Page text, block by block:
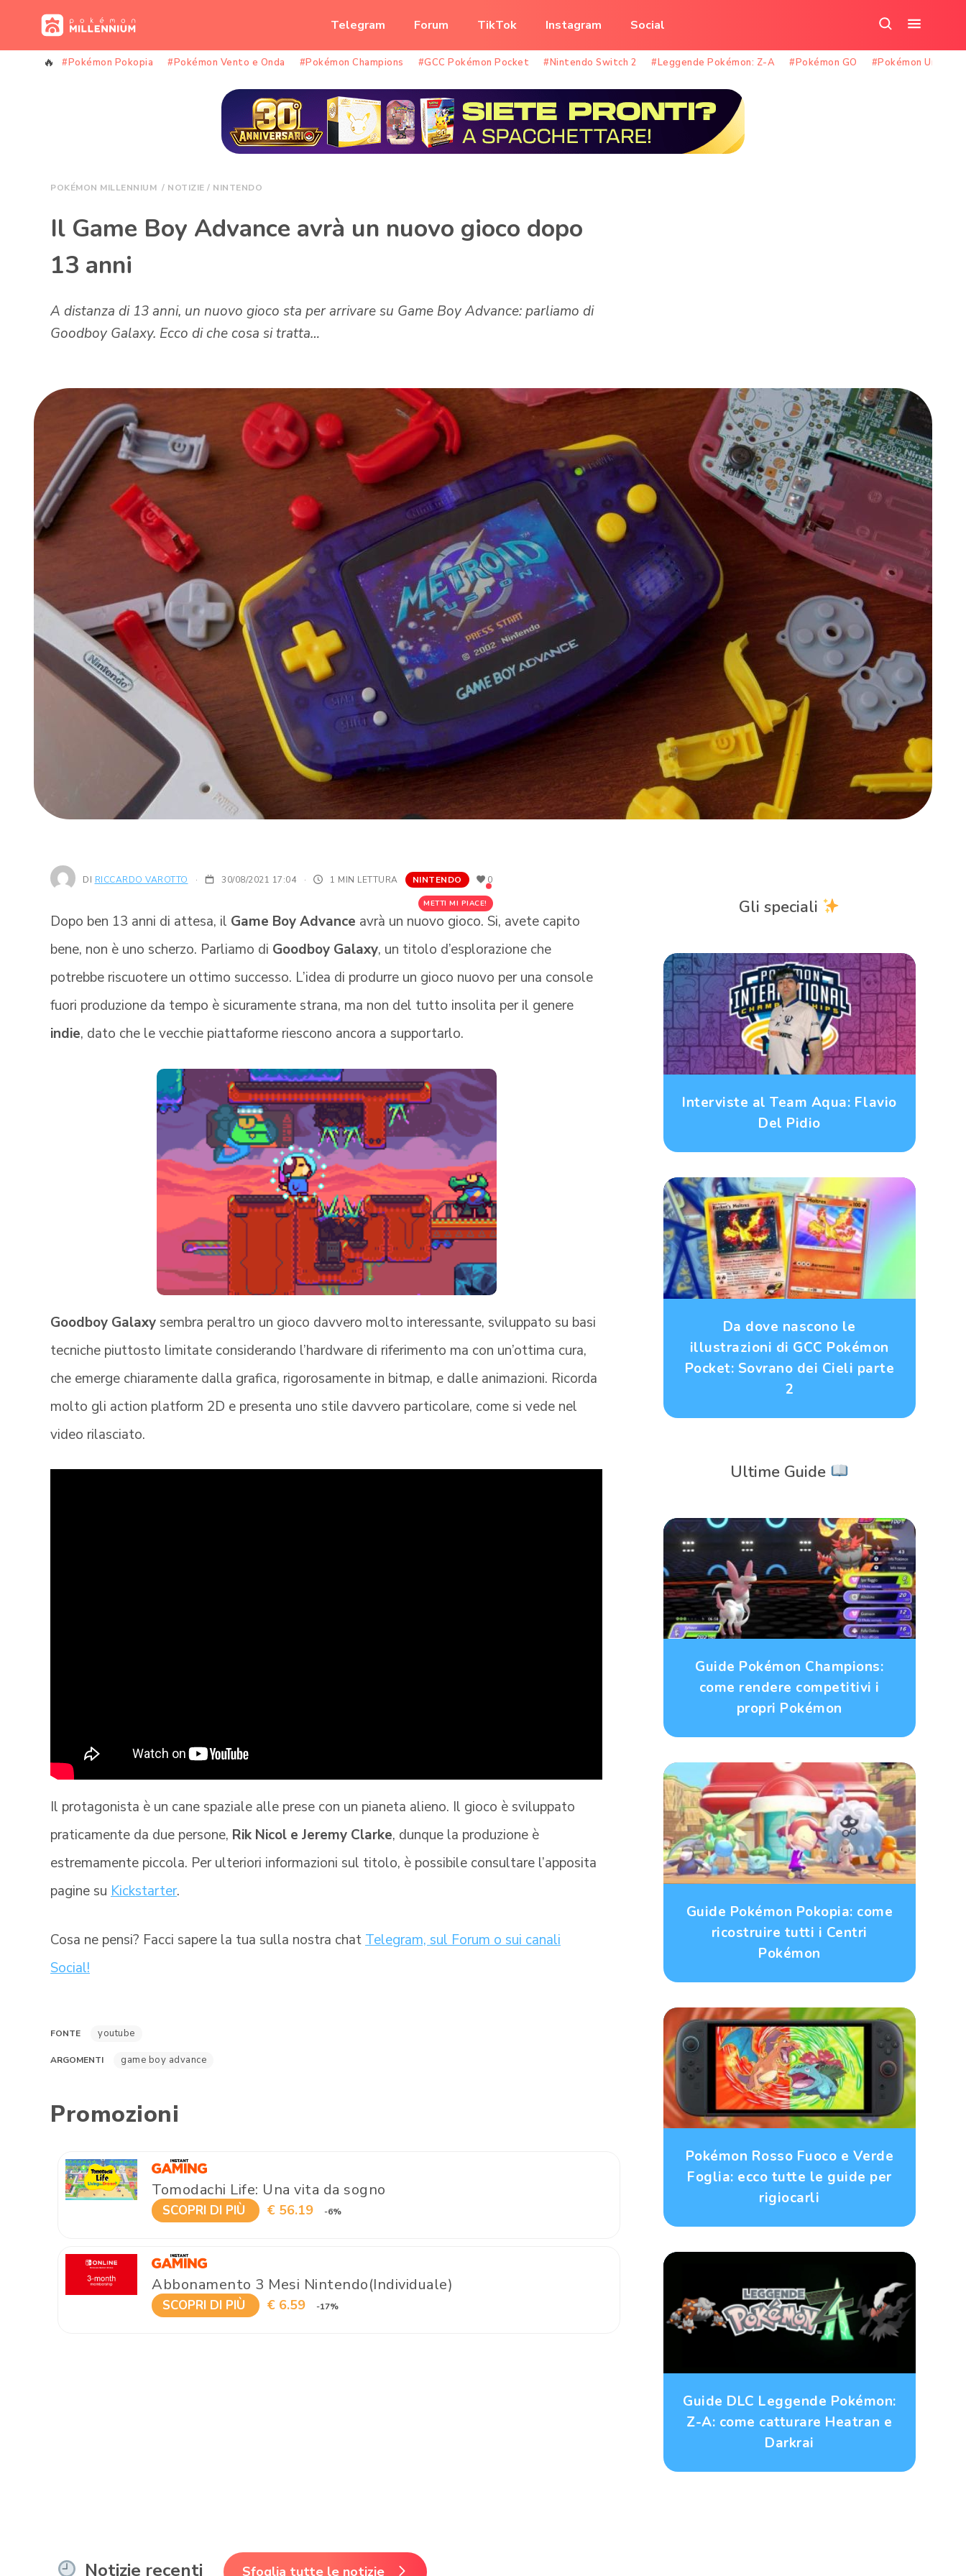
Telegram Forum TikTok Instagram Social
nel
sito
il
menu
#Pokémon Pokopia #Pokémon Vento e Onda #Pokémon Champions #GCC Pokémon Pocket #Nintendo Switch 2 #Leggende Pokémon: Z-A #Pokémon GO #Pokémon Unite
POKÉMON MILLENNIUM / NOTIZIE / NINTENDO
Il Game Boy Advance avrà un nuovo gioco dopo
13 anni
A distanza di 13 anni, un nuovo gioco sta per arrivare su Game Boy Advance: parliamo di
Goodboy Galaxy. Ecco di che cosa si tratta…
DI RICCARDO VAROTTO 30/08/2021 17:04· 1 MIN LETTURA NINTENDO
METTI MI PIACE!
0
Dopo ben 13 anni di attesa, il Game Boy Advance avrà un nuovo gioco. Si, avete capito
bene, non è uno scherzo. Parliamo di Goodboy Galaxy, un titolo d’esplorazione che
potrebbe riscuotere un ottimo successo. L’idea di produrre un gioco nuovo per una console
fuori produzione da tempo è sicuramente strana, ma non del tutto insolita per il genere
indie, dato che le vecchie piattaforme riescono ancora a supportarlo.
Goodboy Galaxy sembra peraltro un gioco davvero molto interessante, sviluppato su basi
tecniche piuttosto limitate considerando l’hardware di riferimento ma con un’ottima cura,
che emerge chiaramente dalla grafica, rigorosamente in bitmap, e dalle animazioni. Ricorda
molto gli action platform 2D e presenta uno stile davvero particolare, come si vede nel
video rilasciato.
Il protagonista è un cane spaziale alle prese con un pianeta alieno. Il gioco è sviluppato
praticamente da due persone, Rik Nicol e Jeremy Clarke, dunque la produzione è
estremamente piccola. Per ulteriori informazioni sul titolo, è possibile consultare l’apposita
pagine su Kickstarter.
Cosa ne pensi? Facci sapere la tua sulla nostra chat Telegram, sul Forum o sui canali
Social!
FONTE youtube
ARGOMENTI game boy advance
Promozioni
Tomodachi Life: Una vita da sogno
SCOPRI DI PIÙ € 56.19 -6%
Abbonamento 3 Mesi Nintendo(Individuale)
SCOPRI DI PIÙ € 6.59 -17%
Gli speciali
Interviste al Team Aqua: Flavio
Del Pidio
Da dove nascono le
illustrazioni di GCC Pokémon
Pocket: Sovrano dei Cieli parte
2
Ultime Guide
Guide Pokémon Champions:
come rendere competitivi i
propri Pokémon
Guide Pokémon Pokopia: come
ricostruire tutti i Centri
Pokémon
Pokémon Rosso Fuoco e Verde
Foglia: ecco tutte le guide per
rigiocarli
Guide DLC Leggende Pokémon:
Z-A: come catturare Heatran e
Darkrai
Notizie recenti Sfoglia tutte le notizie